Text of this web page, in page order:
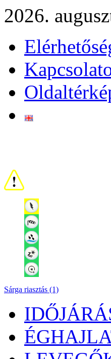
2026.
Sárga riasztás (1)